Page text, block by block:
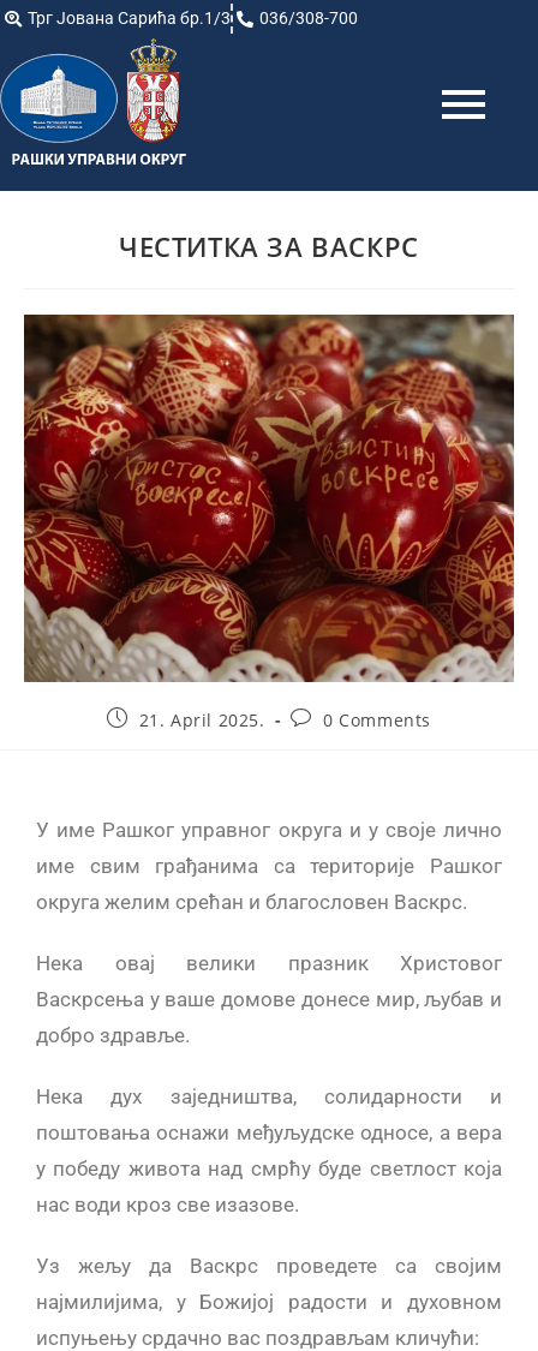
Трг Јована Сарића бр.1/3 036/308-700
ЧЕСТИТКА ЗА ВАСКРС
21. April 2025. 0 Comments
У име Рашког управног округа и у своје лично
име свим грађанима са територије Рашког
округа желим срећан и благословен Васкрс.
Нека овај велики празник Христовог
Васкрсења у ваше домове донесе мир, љубав и
добро здравље.
Нека дух заједништва, солидарности и
поштовања оснажи међуљудске односе, а вера
у победу живота над смрћу буде светлост која
нас води кроз све изазове.
Уз жељу да Васкрс проведете са својим
најмилијима, у Божијој радости и духовном
испуњењу срдачно вас поздрављам кличући: